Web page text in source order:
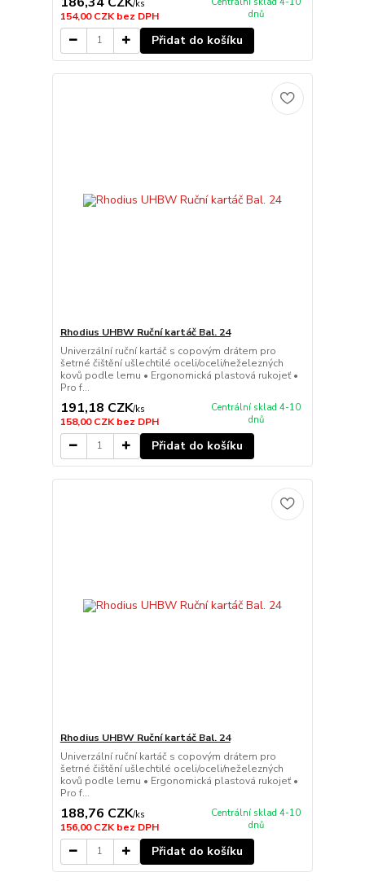
/ks
154,00 CZKbez DPH
dnů
Přidat do košíku
Rhodius UHBW Ruční kartáč Bal. 24
Univerzální ruční kartáč s copovým drátem pro
šetrné čištění ušlechtilé oceli/oceli/neželezných
kovů podle lemu • Ergonomická plastová rukojeť •
Pro f...
191,18 CZK/ks
158,00 CZKbez DPH
Centrální sklad 4-10
dnů
Přidat do košíku
Rhodius UHBW Ruční kartáč Bal. 24
Univerzální ruční kartáč s copovým drátem pro
šetrné čištění ušlechtilé oceli/oceli/neželezných
kovů podle lemu • Ergonomická plastová rukojeť •
Pro f...
188,76 CZK/ks
156,00 CZKbez DPH
Centrální sklad 4-10
dnů
Přidat do košíku